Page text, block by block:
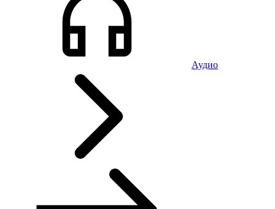
Аудио